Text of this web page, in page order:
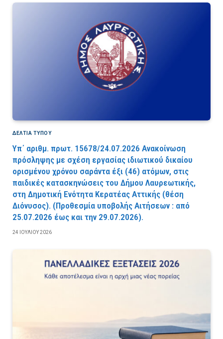
ΔΕΛΤΙΑ ΤΥΠΟΥ
Υπ΄ αριθμ. πρωτ. 15678/24.07.2026 Ανακοίνωση
πρόσληψης με σχέση εργασίας ιδιωτικού δικαίου
ορισμένου χρόνου σαράντα έξι (46) ατόμων, στις
παιδικές κατασκηνώσεις του Δήμου Λαυρεωτικής,
στη Δημοτική Ενότητα Κερατέας Αττικής (θέση
Διόνυσος). (Προθεσμία υποβολής Αιτήσεων : από
25.07.2026 έως και την 29.07.2026).
24 ΙΟΥΛΊΟΥ 2026